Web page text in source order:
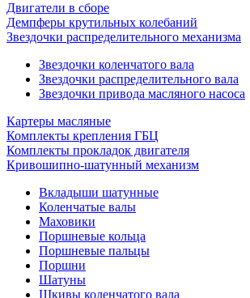
Двигатели в сборе
Демпферы крутильных колебаний
Звездочки распределительного механизма
Звездочки коленчатого вала
Звездочки распределительного вала
Звездочки привода масляного насоса
Картеры масляные
Комплекты крепления ГБЦ
Комплекты прокладок двигателя
Кривошипно-шатунный механизм
Вкладыши шатунные
Коленчатые валы
Маховики
Поршневые кольца
Поршневые пальцы
Поршни
Шатуны
Шкивы коленчатого вала